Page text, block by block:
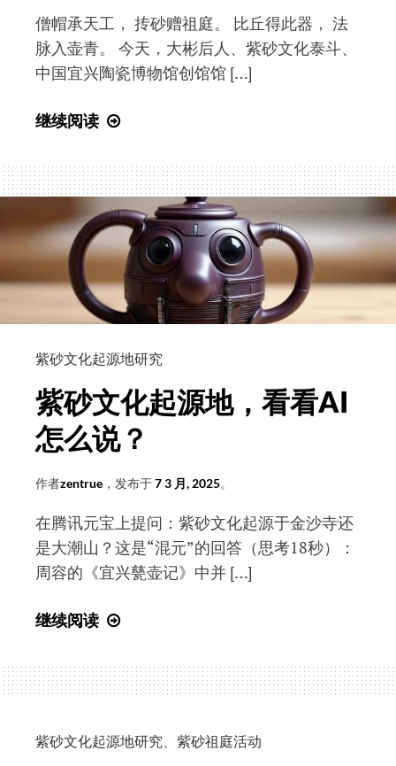
文
化
学
者
士
僧帽承天工， 抟砂赠祖庭。 比丘得此器， 法
脉入壶青。 今天，大彬后人、紫砂文化泰斗、
中国宜兴陶瓷博物馆创馆馆 […]
继续阅读
后
人
时
顺
华
馆
长
壶
砂
祖
庭
紫砂文化起源地研究
紫砂文化起源地，看看AI
怎么说？
作者zentrue ，发布于7 3 月, 2025。
在腾讯元宝上提问：紫砂文化起源于金沙寺还
是大潮山？这是“混元”的回答（思考18秒）：
周容的《宜兴甆壶记》中并 […]
继续阅读
文
化
源
紫砂文化起源地研究 紫砂祖庭活动